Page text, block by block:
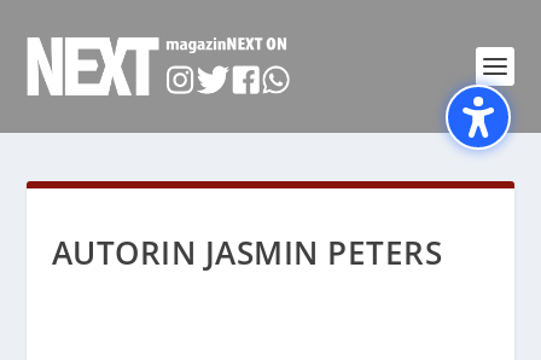
AUTORIN JASMIN PETERS